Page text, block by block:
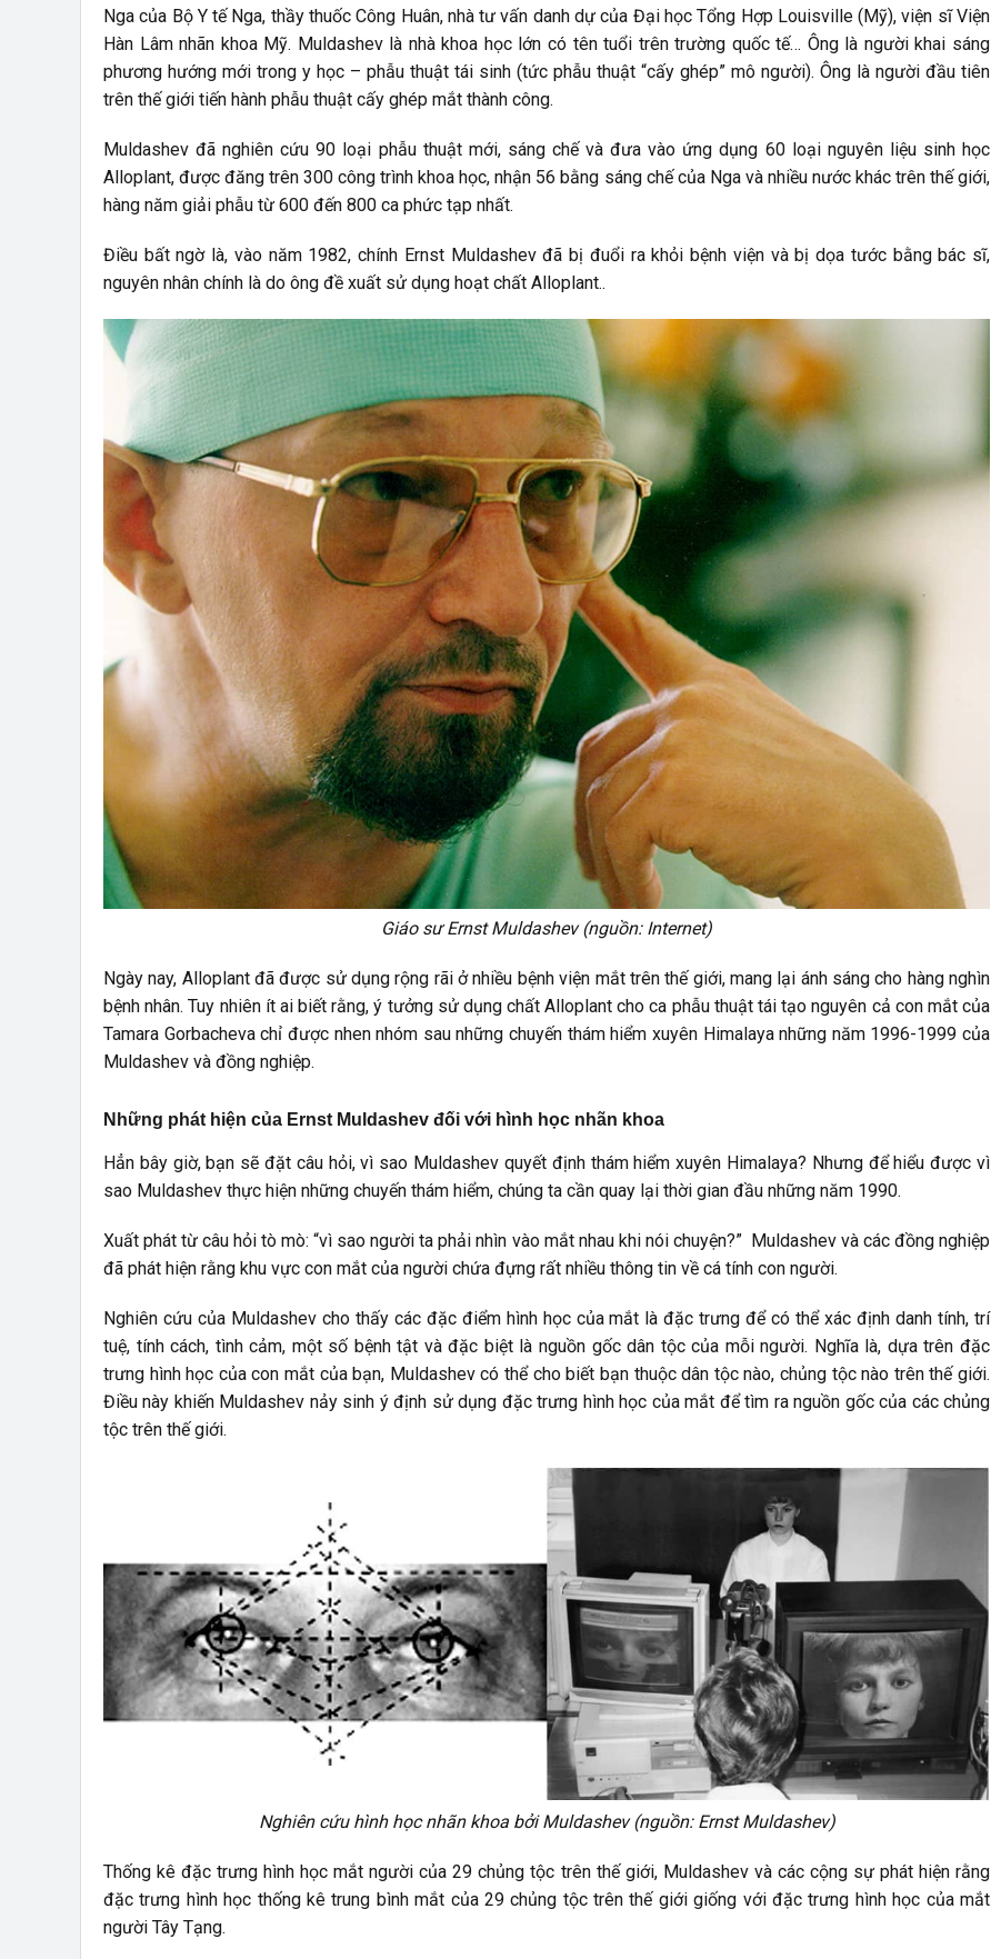
Nga của Bộ Y tế Nga, thầy thuốc Công Huân, nhà tư vấn danh dự của Đại học Tổng Hợp Louisville (Mỹ), viện sĩ Viện
Hàn Lâm nhãn khoa Mỹ. Muldashev là nhà khoa học lớn có tên tuổi trên trường quốc tế… Ông là người khai sáng
phương hướng mới trong y học – phẫu thuật tái sinh (tức phẫu thuật “cấy ghép” mô người). Ông là người đầu tiên
trên thế giới tiến hành phẫu thuật cấy ghép mắt thành công.
Muldashev đã nghiên cứu 90 loại phẫu thuật mới, sáng chế và đưa vào ứng dụng 60 loại nguyên liệu sinh học
Alloplant, được đăng trên 300 công trình khoa học, nhận 56 bằng sáng chế của Nga và nhiều nước khác trên thế giới,
hàng năm giải phẫu từ 600 đến 800 ca phức tạp nhất.
Điều bất ngờ là, vào năm 1982, chính Ernst Muldashev đã bị đuổi ra khỏi bệnh viện và bị dọa tước bằng bác sĩ,
nguyên nhân chính là do ông đề xuất sử dụng hoạt chất Alloplant..
Giáo sư Ernst Muldashev (nguồn: Internet)
Ngày nay, Alloplant đã được sử dụng rộng rãi ở nhiều bệnh viện mắt trên thế giới, mang lại ánh sáng cho hàng nghìn
bệnh nhân. Tuy nhiên ít ai biết rằng, ý tưởng sử dụng chất Alloplant cho ca phẫu thuật tái tạo nguyên cả con mắt của
Tamara Gorbacheva chỉ được nhen nhóm sau những chuyến thám hiểm xuyên Himalaya những năm 1996-1999 của
Muldashev và đồng nghiệp.
Những phát hiện của Ernst Muldashev đối với hình học nhãn khoa
Hẳn bây giờ, bạn sẽ đặt câu hỏi, vì sao Muldashev quyết định thám hiểm xuyên Himalaya? Nhưng để hiểu được vì
sao Muldashev thực hiện những chuyến thám hiểm, chúng ta cần quay lại thời gian đầu những năm 1990.
Xuất phát từ câu hỏi tò mò: “vì sao người ta phải nhìn vào mắt nhau khi nói chuyện?” Muldashev và các đồng nghiệp
đã phát hiện rằng khu vực con mắt của người chứa đựng rất nhiều thông tin về cá tính con người.
Nghiên cứu của Muldashev cho thấy các đặc điểm hình học của mắt là đặc trưng để có thể xác định danh tính, trí
tuệ, tính cách, tình cảm, một số bệnh tật và đặc biệt là nguồn gốc dân tộc của mỗi người. Nghĩa là, dựa trên đặc
trưng hình học của con mắt của bạn, Muldashev có thể cho biết bạn thuộc dân tộc nào, chủng tộc nào trên thế giới.
Điều này khiến Muldashev nảy sinh ý định sử dụng đặc trưng hình học của mắt để tìm ra nguồn gốc của các chủng
tộc trên thế giới.
Nghiên cứu hình học nhãn khoa bởi Muldashev (nguồn: Ernst Muldashev)
Thống kê đặc trưng hình học mắt người của 29 chủng tộc trên thế giới, Muldashev và các cộng sự phát hiện rằng
đặc trưng hình học thống kê trung bình mắt của 29 chủng tộc trên thế giới giống với đặc trưng hình học của mắt
người Tây Tạng.